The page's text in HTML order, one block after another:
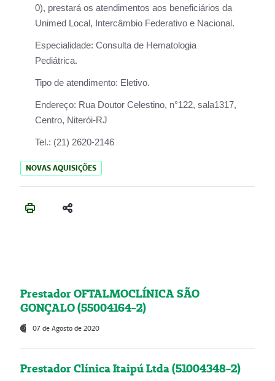
0), prestará os atendimentos aos beneficiários da
Unimed Local, Intercâmbio Federativo e Nacional.
Especialidade: Consulta de Hematologia
Pediátrica.
Tipo de atendimento: Eletivo.
Endereço: Rua Doutor Celestino, n°122, sala1317,
Centro, Niterói-RJ
Tel.: (21) 2620-2146
NOVAS AQUISIÇÕES
Prestador OFTALMOCLÍNICA SÃO
GONÇALO (55004164-2)
07 de Agosto de 2020
Prestador Clínica Itaipú Ltda (51004348-2)